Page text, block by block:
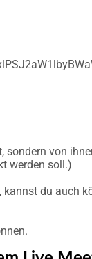
sondern von
werden soll.)
du auch